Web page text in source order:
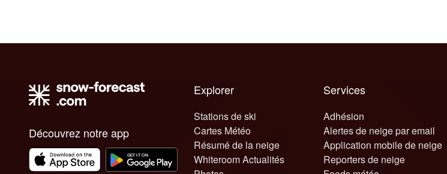
Découvrez notre app
Explorer
Stations de ski
Cartes Météo
Résumé de la neige
Whiteroom Actualités
Services
Adhésion
Alertes de neige par email
Application mobile de neige
Reporters de neige